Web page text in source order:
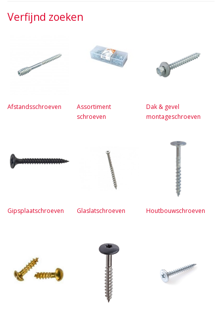
Verfijnd zoeken
Afstandsschroeven
Assortiment
schroeven
Dak & gevel
montageschroeven
Gipsplaatschroeven Glaslatschroeven Houtbouwschroeven